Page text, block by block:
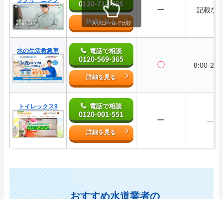
0120-71-9595
詳細を見る
ー 記載な
水の生活救急車 電話で相談
0120-569-365
詳細を見る
〇 8:00-
トイレックス9 電話で相談
0120-001-551
詳細を見る
ー ―
スクロールで比較
おすすめ水道業者の